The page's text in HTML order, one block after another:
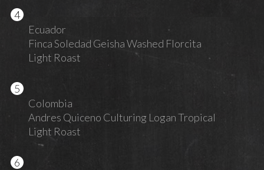
Ecuador
Finca Soledad Geisha Washed Florcita
Light Roast
Colombia
Andres Quiceno Culturing Logan Tropical
Light Roast